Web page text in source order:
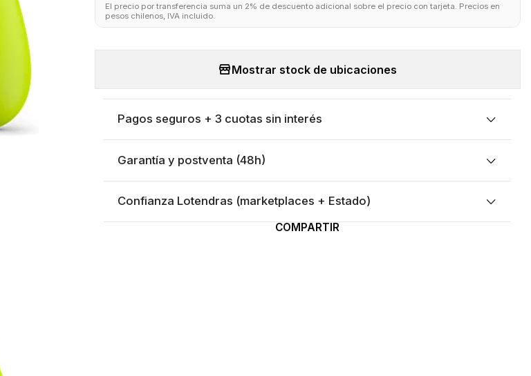
El precio por transferencia suma un 2% de descuento adicional sobre el precio con tarjeta. Precios en
pesos chilenos, IVA incluido.
Mostrar stock de ubicaciones
Pagos seguros + 3 cuotas sin interés
Garantía y postventa (48h)
Confianza Lotendras (marketplaces + Estado)
COMPARTIR